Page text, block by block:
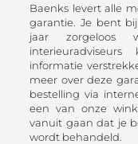
Baenks levert alle
garantie. Je bent
jaar zorgeloos
informatie
meer over deze
bestelling via
een van onze
vanuit gaan dat je
wordt behandeld.